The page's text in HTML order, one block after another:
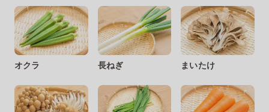
オクラ 長ねぎ まいたけ